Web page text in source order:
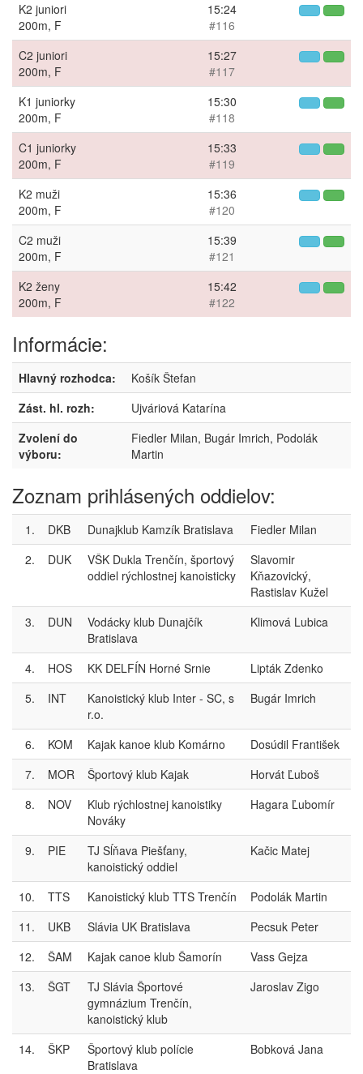
K2 juniori
200m, F
15:24
#116
C2 juniori
200m, F
15:27
#117
K1 juniorky
200m, F
15:30
#118
C1 juniorky
200m, F
15:33
#119
K2 muži
200m, F
15:36
#120
C2 muži
200m, F
15:39
#121
K2 ženy
200m, F
15:42
#122
Informácie:
Hlavný rozhodca:
Košík Štefan
Zást. hl. rozh:
Ujváriová Katarína
Zvolení do
výboru:
Fiedler Milan, Bugár Imrich, Podolák
Martin
Zoznam prihlásených oddielov:
1. DKB Dunajklub Kamzík Bratislava
Fiedler Milan
2.
DUK
VŠK Dukla Trenčín, športový
oddiel rýchlostnej kanoisticky
Slavomir
Kňazovický,
Rastislav Kužel
3.
DUN
Vodácky klub Dunajčík
Bratislava
Klimová Lubica
4. HOS KK DELFÍN Horné Srnie
Lipták Zdenko
5.
INT
Kanoistický klub Inter - SC, s
r.o.
Bugár Imrich
6. KOM Kajak kanoe klub Komárno
Dosúdil František
7.
MOR Športový klub Kajak
Horvát Ľuboš
8.
NOV
Klub rýchlostnej kanoistiky
Nováky
Hagara Ľubomír
9. PIE
TJ Sĺňava Piešťany,
kanoistický oddiel
Kačic Matej
10. TTS Kanoistický klub TTS Trenčín
Podolák Martin
11.
UKB Slávia UK Bratislava
Pecsuk Peter
12.
ŠAM Kajak canoe klub Šamorín
Vass Gejza
13.
ŠGT
TJ Slávia Športové
gymnázium Trenčín,
kanoistický klub
Jaroslav Zigo
14. ŠKP
Športový klub polície
Bratislava
Bobková Jana